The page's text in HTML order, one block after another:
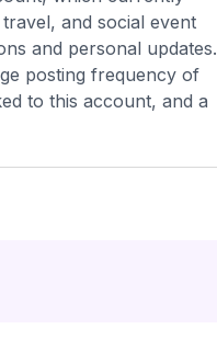
and social event
and personal updates.
posting frequency of
to this account, and a